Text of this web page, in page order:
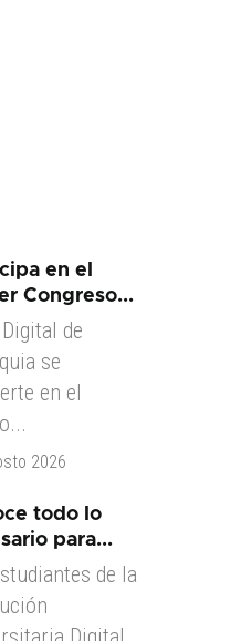
en el
Congreso...
de
se
en el
2026
todo lo
para...
de la